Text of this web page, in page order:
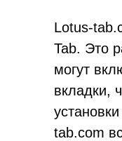
Lotus-
Tab. Это
могут
вкладки,
tab.com